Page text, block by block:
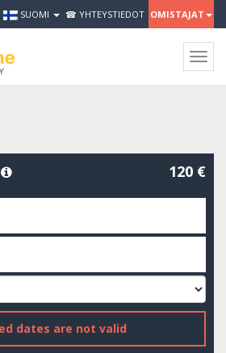
SUOMI ☎ YHTEYSTIEDOT OMISTAJAT
120 €
dates are not valid